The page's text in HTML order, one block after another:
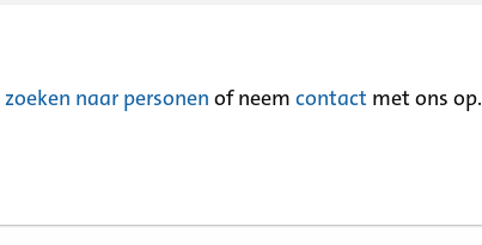
zoeken naar personen of neem contact met ons op.